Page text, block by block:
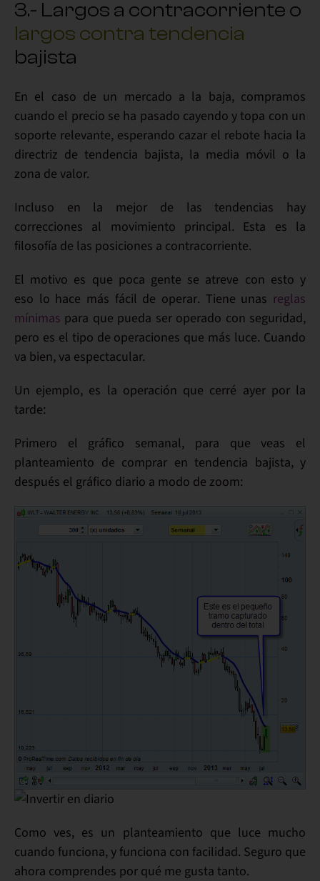
3.- Largos a contracorriente o
largos contra tendencia
bajista
En el caso de un mercado a la baja, compramos
cuando el precio se ha pasado cayendo y topa con un
soporte relevante, esperando cazar el rebote hacia la
directriz de tendencia bajista, la media móvil o la
zona de valor.
Incluso en la mejor de las tendencias hay
correcciones al movimiento principal. Esta es la
filosofía de las posiciones a contracorriente.
El motivo es que poca gente se atreve con esto y
eso lo hace más fácil de operar. Tiene unas reglas
mínimas para que pueda ser operado con seguridad,
pero es el tipo de operaciones que más luce. Cuando
va bien, va espectacular.
Un ejemplo, es la operación que cerré ayer por la
tarde:
Primero el gráfico semanal, para que veas el
planteamiento de comprar en tendencia bajista, y
después el gráfico diario a modo de zoom:
Como ves, es un planteamiento que luce mucho
cuando funciona, y funciona con facilidad. Seguro que
ahora comprendes por qué me gusta tanto.